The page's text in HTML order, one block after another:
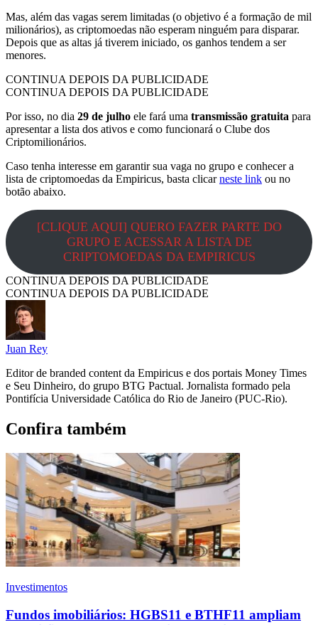
Mas, além das vagas serem limitadas (o objetivo é a formação de mil
milionários), as criptomoedas não esperam ninguém para disparar.
Depois que as altas já tiverem iniciado, os ganhos tendem a ser
menores.
CONTINUA DEPOIS DA PUBLICIDADE
CONTINUA DEPOIS DA PUBLICIDADE
Por isso, no dia 29 de julho ele fará uma transmissão gratuita para
apresentar a lista dos ativos e como funcionará o Clube dos
Criptomilionários.
Caso tenha interesse em garantir sua vaga no grupo e conhecer a
lista de criptomoedas da Empiricus, basta clicarneste link ou no
botão abaixo.
[CLIQUE AQUI] QUERO FAZER PARTE DO
GRUPO E ACESSAR A LISTA DE
CRIPTOMOEDAS DA EMPIRICUS
CONTINUA DEPOIS DA PUBLICIDADE
CONTINUA DEPOIS DA PUBLICIDADE
Juan Rey
Editor de branded content da Empiricus e dos portais Money Times
e Seu Dinheiro, do grupo BTG Pactual. Jornalista formado pela
Pontifícia Universidade Católica do Rio de Janeiro (PUC-Rio).
Confira também
Investimentos
Fundos imobiliários: HGBS11 e BTHF11 ampliam